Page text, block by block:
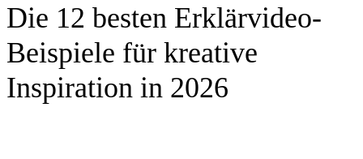
Die 12 besten Erklärvideo-
Beispiele für kreative
Inspiration in 2026